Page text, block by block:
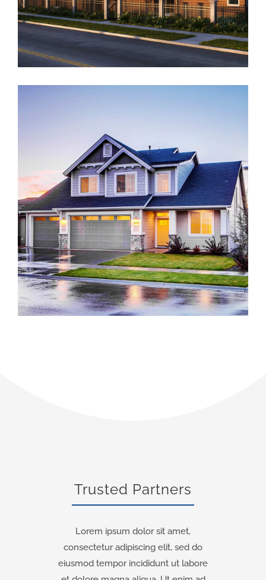
Trusted Partners
Lorem ipsum dolor sit amet,
consectetur adipiscing elit, sed do
eiusmod tempor incididunt ut labore